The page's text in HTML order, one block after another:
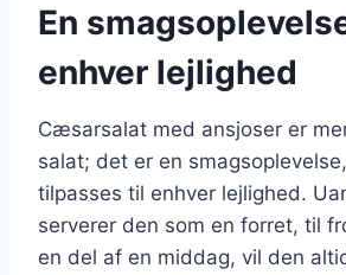
En
enhver lejlighed
Cæsarsalat med ansjoser er
salat; det er en
tilpasses til enhver lejlighed.
serverer den som en forret, til
en del af en middag, vil den